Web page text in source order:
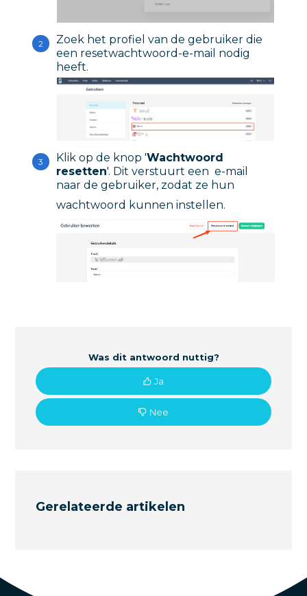
Zoek het profiel van de gebruiker die
een resetwachtwoord-e-mail nodig
heeft.
Klik op de knop 'Wachtwoord
resetten'. Dit verstuurt een e-mail
naar de gebruiker, zodat ze hun
wachtwoord kunnen instellen.
Was dit antwoord nuttig?
Ja
Nee
Gerelateerde artikelen